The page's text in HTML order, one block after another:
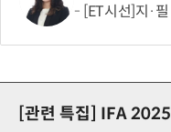
[ET시선]지·
[관련 특집]
IFA 2025